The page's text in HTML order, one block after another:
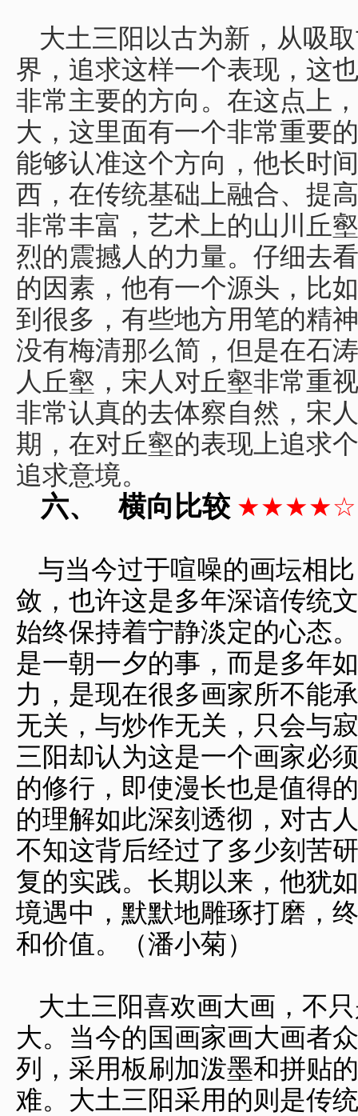
大土三阳以古为新，从吸
界，追求这样一个表现，这
非常主要的方向。在这点上
大，这里面有一个非常重要
能够认准这个方向，他长时
西，在传统基础上融合、提
非常丰富，艺术上的山川丘
烈的震撼人的力量。仔细去
的因素，他有一个源头，比
到很多，有些地方用笔的精
没有梅清那么简，但是在石
人丘壑，宋人对丘壑非常重
非常认真的去体察自然，宋
期，在对丘壑的表现上追求
追求意境。
六、 横向比较 ★★★★☆
与当今过于喧噪的画坛相
敛，也许这是多年深谙传统
始终保持着宁静淡定的心态
是一朝一夕的事，而是多年
力，是现在很多画家所不能
无关，与炒作无关，只会与
三阳却认为这是一个画家必
的修行，即使漫长也是值得
的理解如此深刻透彻，对古
不知这背后经过了多少刻苦
复的实践。长期以来，他犹
境遇中，默默地雕琢打磨，
和价值。（潘小菊）
大土三阳喜欢画大画，不
大。当今的国画家画大画者
列，采用板刷加泼墨和拼贴
难。大土三阳采用的则是传